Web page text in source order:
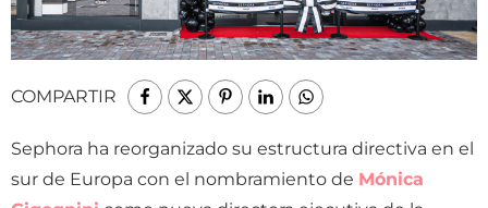
COMPARTIR
Sephora ha reorganizado su estructura directiva en el
sur de Europa con el nombramiento de Mónica